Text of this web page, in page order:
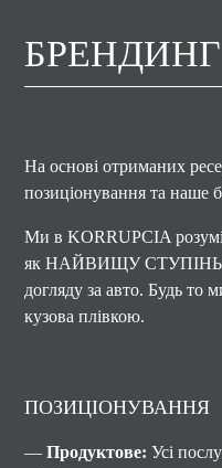
БРЕНДИНГ
На основі отриманих
позиціонування та наше
Ми в KORRUPCIA
як НАЙВИЩУ СТУПІНЬ
догляду за авто. Будь то
кузова плівкою.
ПОЗИЦІОНУВАННЯ
—Продуктове: Усі